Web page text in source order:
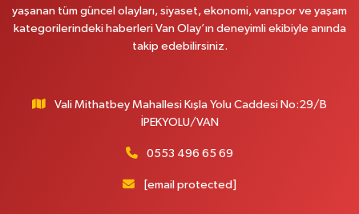
HATUNİYE MAHALLESİ ASMİN SOKAK NO:3 A ÖZEL AKDAMAR
HASTANESİ KARŞISI
Yol Tarifi Al
SÜPHAN MAH.İPEKYOLU CAD.NO:283G BAHÇEŞEHİR KOLEJİ KARŞISI-
yaşanan tüm güncel olayları, siyaset, ekonomi, vanspor ve yaşam
kategorilerindeki haberleri Van Olay’ın deneyimli ekibiyle anında
takip edebilirsiniz.
Vali Mithatbey Mahallesi Kışla Yolu Caddesi No:29/B
İPEKYOLU/VAN
0553 496 65 69
[email protected]